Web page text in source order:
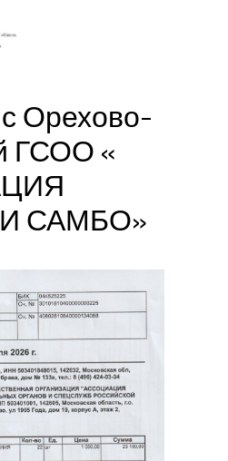
Орехово-
ГСОО «
САМБО»